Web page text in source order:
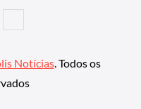
Notícias. Todos os